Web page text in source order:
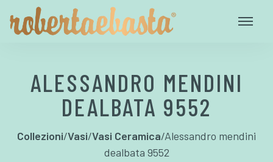
ALESSANDRO MENDINI
DEALBATA 9552
Collezioni/Vasi/Vasi Ceramica/Alessandro mendini
dealbata 9552